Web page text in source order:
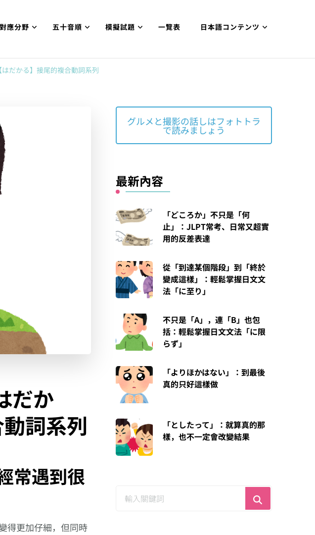
對應分野 五十音順 模擬試題 一覽表 日本語コンテンツ
だかる】接尾的複合動詞系列
だか
詞系列
常遇到很
得更加仔細，但同時
グルメと撮影の話しはフォトトラ
で読みましょう
最新內容
「どころか」不只是「何
止」：JLPT常考、日常又超實
用的反差表達
從「到達某個階段」到「終於
變成這樣」：輕鬆掌握日文文
法「に至り」
不只是「A」，連「B」也包
括：輕鬆掌握日文文法「に限
らず」
「よりほかはない」：到最後
真的只好這樣做
「としたって」：就算真的那
樣，也不一定會改變結果